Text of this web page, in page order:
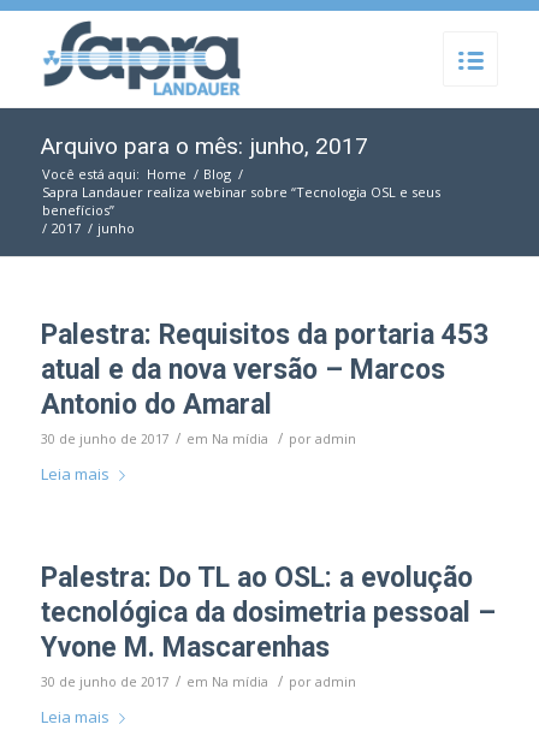
Arquivo para o mês: junho, 2017
Você está aqui: Home / Blog /
Sapra Landauer realiza webinar sobre “Tecnologia OSL e seus
benefícios”
/ 2017 / junho
Palestra: Requisitos da portaria 453
atual e da nova versão – Marcos
Antonio do Amaral
30 de junho de 2017 / em Na mídia / por admin
Leia mais
Palestra: Do TL ao OSL: a evolução
tecnológica da dosimetria pessoal –
Yvone M. Mascarenhas
30 de junho de 2017 / em Na mídia / por admin
Leia mais